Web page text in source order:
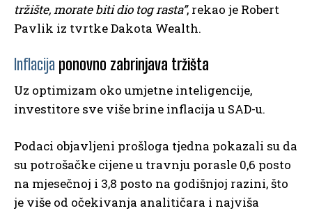
tržište, morate biti dio tog rasta”, rekao je Robert
Pavlik iz tvrtke Dakota Wealth.
Inflacija ponovno zabrinjava tržišta
Uz optimizam oko umjetne inteligencije,
investitore sve više brine inflacija u SAD-u.
Podaci objavljeni prošloga tjedna pokazali su da
su potrošačke cijene u travnju porasle 0,6 posto
na mjesečnoj i 3,8 posto na godišnjoj razini, što
je više od očekivanja analitičara i najviša